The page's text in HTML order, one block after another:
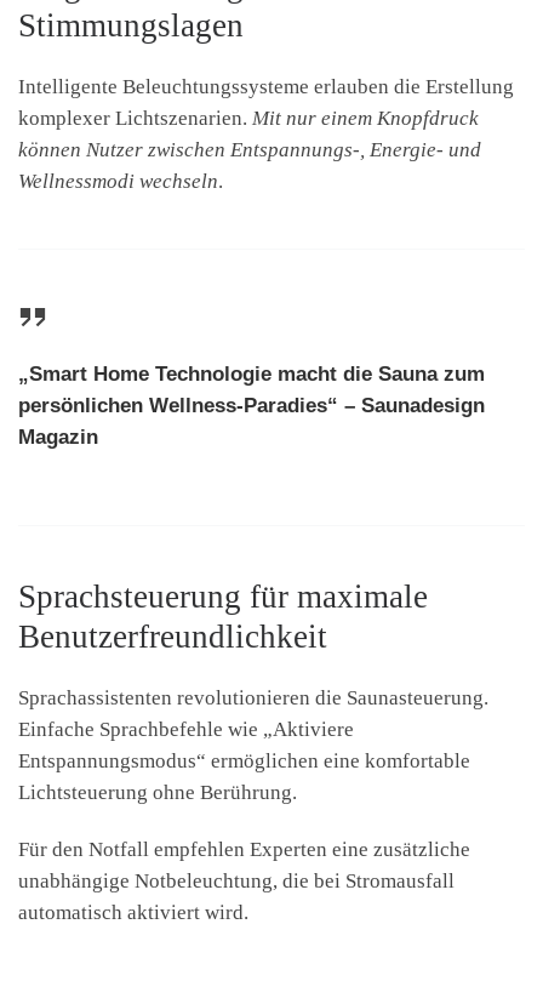
Stimmungslagen
Intelligente Beleuchtungssysteme erlauben die Erstellung
komplexer Lichtszenarien. Mit nur einem Knopfdruck
können Nutzer zwischen Entspannungs-, Energie- und
Wellnessmodi wechseln.
„Smart Home Technologie macht die Sauna zum
persönlichen Wellness-Paradies“ – Saunadesign
Magazin
Sprachsteuerung für maximale
Benutzerfreundlichkeit
Sprachassistenten revolutionieren die Saunasteuerung.
Einfache Sprachbefehle wie „Aktiviere
Entspannungsmodus“ ermöglichen eine komfortable
Lichtsteuerung ohne Berührung.
Für den Notfall empfehlen Experten eine zusätzliche
unabhängige Notbeleuchtung, die bei Stromausfall
automatisch aktiviert wird.